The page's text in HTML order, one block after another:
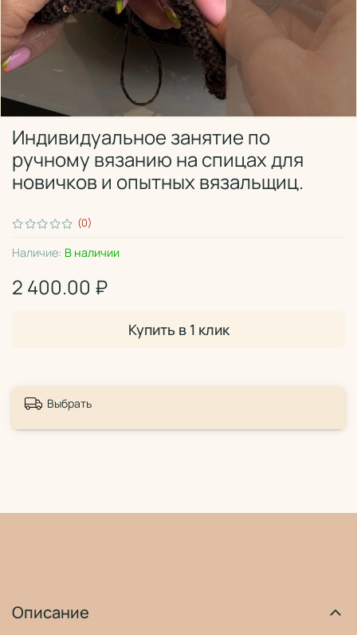
(0)
Наличие: В наличии
Индивидуальное занятие по
ручному вязанию на спицах для
новичков и опытных вязальщиц.
2 400.00 ₽
Купить в 1 клик
Выбрать
Описание